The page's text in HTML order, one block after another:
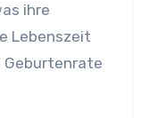
ihre
Lebenszeit
Geburtenrate